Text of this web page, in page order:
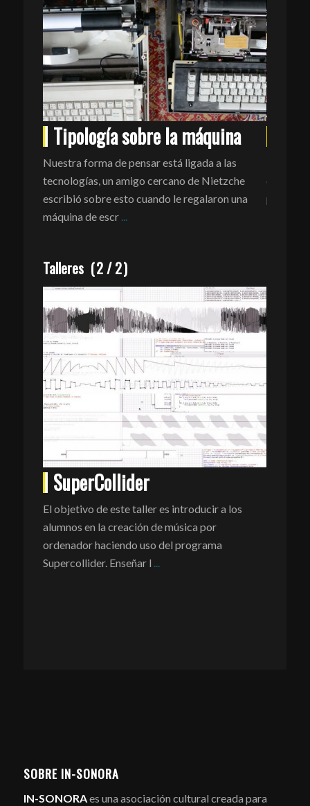
Tipología sobre la máquina
Nuestra forma de pensar está ligada a las
tecnologías, un amigo cercano de Nietzche
escribió sobre esto cuando le regalaron una
máquina de escr
Talleres (2/2)
SuperCollider
El objetivo de este taller es introducir a los
alumnos en la creación de música por
ordenador haciendo uso del programa
Supercollider. Enseñar l ...
SOBRE IN-SONORA
IN-SONORAes una asociación cultural creada para